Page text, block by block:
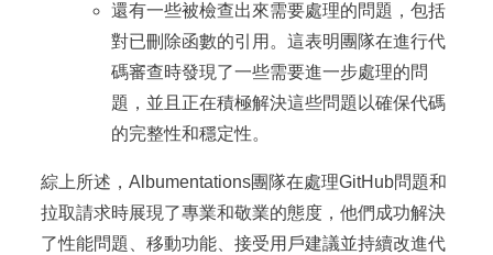
還有一些被檢查出來需要處理的問題，包括
對已刪除函數的引用。這表明團隊在進行代
碼審查時發現了一些需要進一步處理的問
題，並且正在積極解決這些問題以確保代碼
的完整性和穩定性。
綜上所述，Albumentations團隊在處理GitHub問題和
拉取請求時展現了專業和敬業的態度，他們成功解決
了性能問題、移動功能、接受用戶建議並持續改進代